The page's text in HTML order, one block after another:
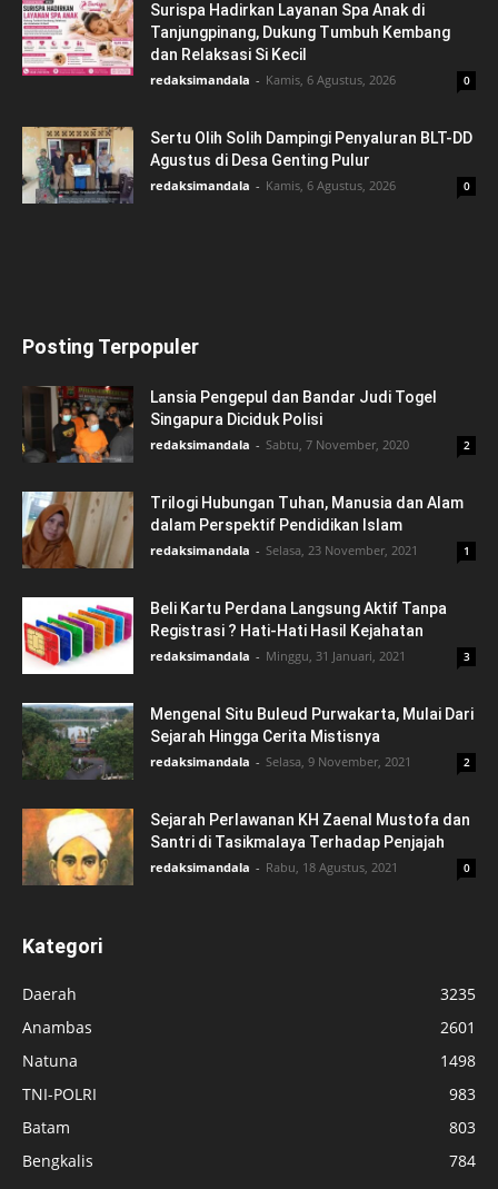
Surispa Hadirkan Layanan Spa Anak di
Tanjungpinang, Dukung Tumbuh Kembang
dan Relaksasi Si Kecil
redaksimandala - Kamis, 6 Agustus, 2026 0
Sertu Olih Solih Dampingi Penyaluran BLT-DD
Agustus di Desa Genting Pulur
redaksimandala - Kamis, 6 Agustus, 2026 0
Posting Terpopuler
Lansia Pengepul dan Bandar Judi Togel
Singapura Diciduk Polisi
redaksimandala - Sabtu, 7 November, 2020 2
Trilogi Hubungan Tuhan, Manusia dan Alam
dalam Perspektif Pendidikan Islam
redaksimandala - Selasa, 23 November, 2021 1
Beli Kartu Perdana Langsung Aktif Tanpa
Registrasi ? Hati-Hati Hasil Kejahatan
redaksimandala - Minggu, 31 Januari, 2021 3
Mengenal Situ Buleud Purwakarta, Mulai Dari
Sejarah Hingga Cerita Mistisnya
redaksimandala - Selasa, 9 November, 2021 2
Sejarah Perlawanan KH Zaenal Mustofa dan
Santri di Tasikmalaya Terhadap Penjajah
redaksimandala - Rabu, 18 Agustus, 2021 0
Kategori
Daerah
3235
Anambas
2601
Natuna
1498
TNI-POLRI
983
Batam
803
Bengkalis
784